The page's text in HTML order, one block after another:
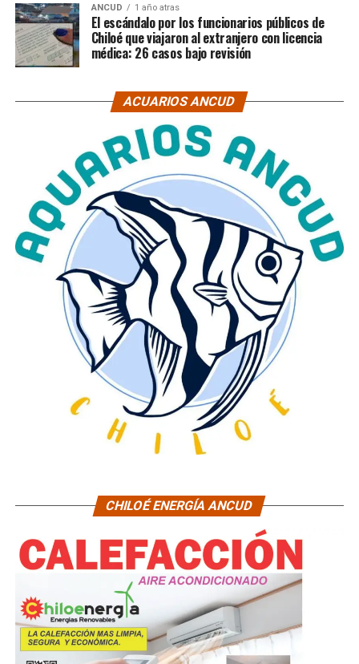
ANCUD 1 año atras
El escándalo por los funcionarios públicos de
Chiloé que viajaron al extranjero con licencia
médica: 26 casos bajo revisión
ACUARIOS ANCUD
CHILOÉ ENERGÍA ANCUD